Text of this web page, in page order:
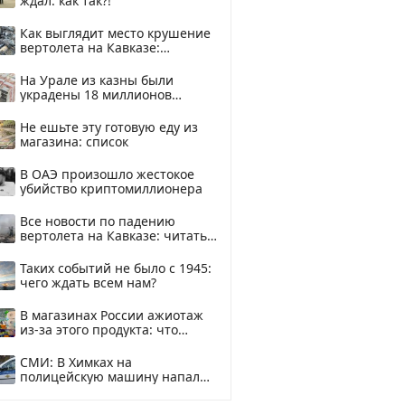
Как выглядит место крушение
вертолета на Кавказе:
На Урале из казны были
украдены 18 миллионов
Не ешьте эту готовую еду из
магазина: список
В ОАЭ произошло жестокое
убийство криптомиллионера
Все новости по падению
вертолета на Кавказе: читать
Таких событий не было с 1945:
чего ждать всем нам?
В магазинах России ажиотаж
из-за этого продукта: что
СМИ: В Химках на
полицейскую машину напали